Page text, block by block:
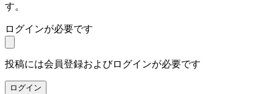
す。
ログインが必要です
投稿には会員登録およびログインが必要です
ログイン